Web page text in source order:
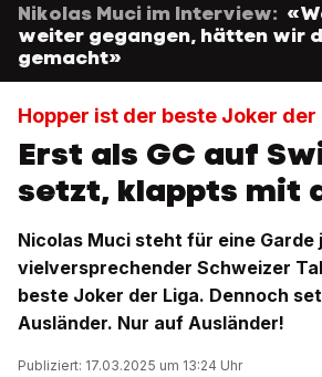
Nikolas Muci im Interview:
weiter gegangen, hätten wir
gemacht»
Hopper ist der beste Joker der
Erst als GC auf
setzt, klappts mit
Nicolas Muci steht für eine Garde
vielversprechender Schweizer
beste Joker der Liga. Dennoch
Ausländer. Nur auf Ausländer!
Publiziert: 17.03.2025 um 13:24 Uhr